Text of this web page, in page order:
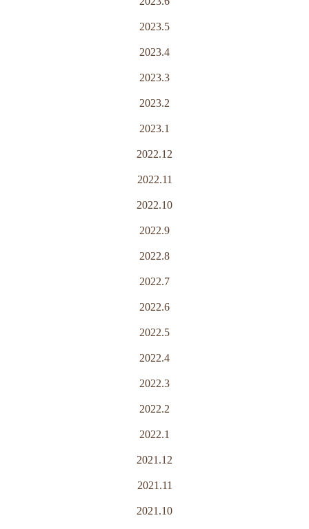
2023.5
2023.4
2023.3
2023.2
2023.1
2022.12
2022.11
2022.10
2022.9
2022.8
2022.7
2022.6
2022.5
2022.4
2022.3
2022.2
2022.1
2021.12
2021.11
2021.10